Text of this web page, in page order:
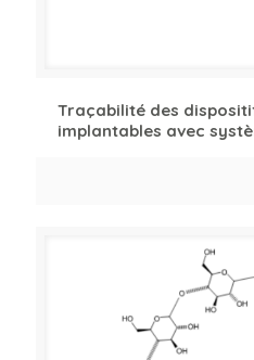
Traçabilité des
implantables avec